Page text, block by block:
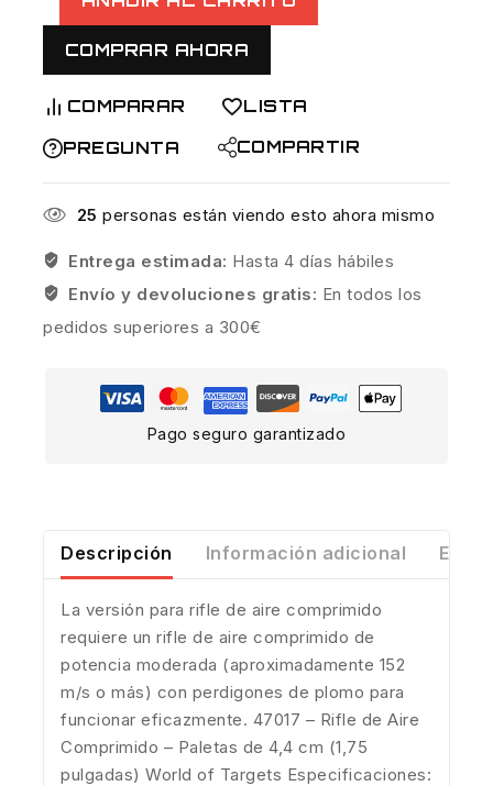
COMPRAR AHORA
COMPARAR
LISTA
PREGUNTA
COMPARTIR
25 personas están viendo esto ahora mismo
Entrega estimada: Hasta 4 días hábiles
Envío y devoluciones gratis: En todos los
pedidos superiores a 300€
Pago seguro garantizado
Descripción Información adicional
La versión para rifle de aire comprimido
requiere un rifle de aire comprimido de
potencia moderada (aproximadamente 152
m/s o más) con perdigones de plomo para
funcionar eficazmente. 47017 – Rifle de Aire
Comprimido – Paletas de 4,4 cm (1,75
pulgadas) World of Targets Especificaciones: